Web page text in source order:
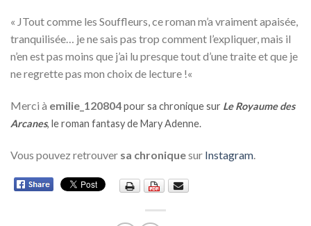
« JTout comme les Souffleurs, ce roman m’a vraiment apaisée,
tranquilisée… je ne sais pas trop comment l’expliquer, mais il
n’en est pas moins que j’ai lu presque tout d’une traite et que je
ne regrette pas mon choix de lecture !«
Merci à emilie_120804pour sa chronique sur Le Royaume des
Arcanes, le roman fantasy de Mary Adenne.
Vous pouvez retrouver sa chroniquesur Instagram